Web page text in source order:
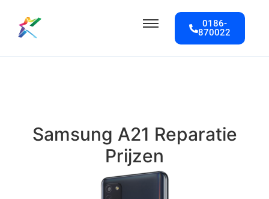
0186-
870022
Samsung A21 Reparatie
Prijzen